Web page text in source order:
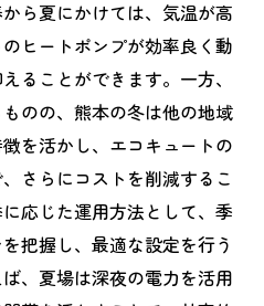
ら夏にかけては、気温が高
ヒートポンプが効率良く動
ることができます。一方、
のの、熊本の冬は他の地域
を活かし、エコキュートの
さらにコストを削減するこ
応じた運用方法として、季
把握し、最適な設定を行う
、夏場は深夜の電力を活用